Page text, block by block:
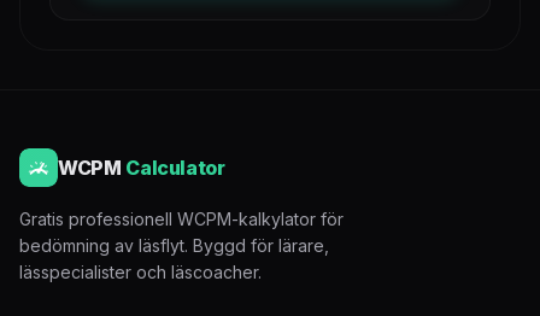
WCPM Calculator
Gratis professionell WCPM-kalkylator för
bedömning av läsflyt. Byggd för lärare,
lässpecialister och läscoacher.